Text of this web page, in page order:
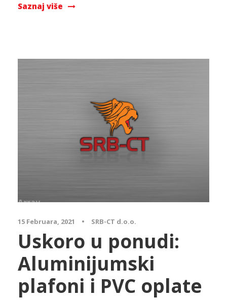
Saznaj više
Array
15 Februara, 2021 • SRB-CT d.o.o.
Uskoro u ponudi:
Aluminijumski
plafoni i PVC oplate